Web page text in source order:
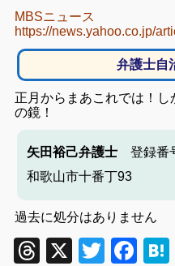
MBSニュース
https://news.yahoo.co.jp/
弁護士自
正月からまあこれでは！
の鏡！
矢田裕己弁護士登録番
和歌山市十番丁93
過去に処分はありません
Threads
X